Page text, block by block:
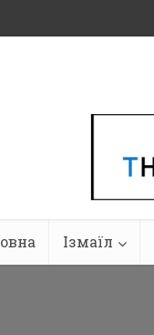
Ізмаїл